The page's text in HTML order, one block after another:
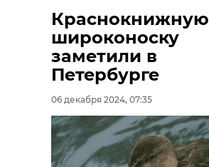
Краснокнижную
широконоску
заметили в
Петербурге
06 декабря 2024, 07:35